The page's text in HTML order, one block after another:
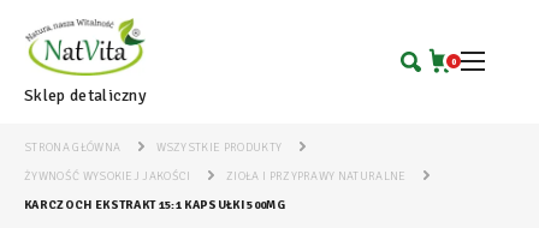
Sklep detaliczny
0
STRONA GŁÓWNA
WSZYSTKIE PRODUKTY
ŻYWNOŚĆ WYSOKIEJ JAKOŚCI
ZIOŁA I PRZYPRAWY NATURALNE
KARCZOCH EKSTRAKT 15:1 KAPSUŁKI 500MG